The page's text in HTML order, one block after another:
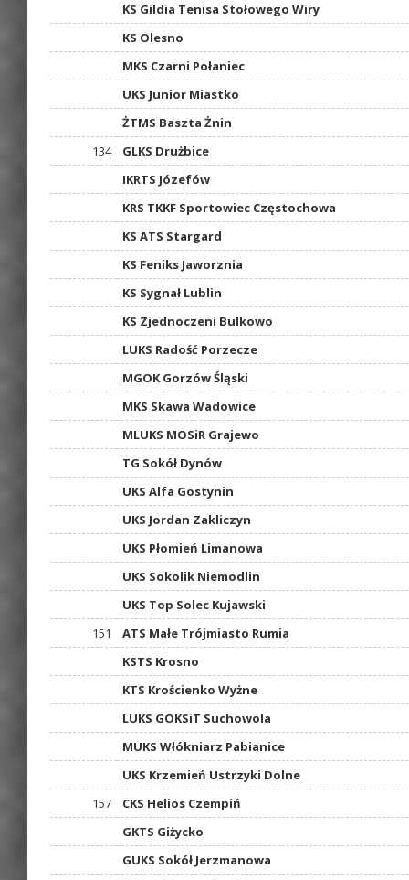
KS Gildia Tenisa Stołowego Wiry
KS Olesno
MKS Czarni Połaniec
UKS Junior Miastko
ŻTMS Baszta Żnin
134
GLKS Drużbice
IKRTS Józefów
KRS TKKF Sportowiec Częstochowa
KS ATS Stargard
KS Feniks Jaworznia
KS Sygnał Lublin
KS Zjednoczeni Bulkowo
LUKS Radość Porzecze
MGOK Gorzów Śląski
MKS Skawa Wadowice
MLUKS MOSiR Grajewo
TG Sokół Dynów
UKS Alfa Gostynin
UKS Jordan Zakliczyn
UKS Płomień Limanowa
UKS Sokolik Niemodlin
UKS Top Solec Kujawski
151
ATS Małe Trójmiasto Rumia
KSTS Krosno
KTS Krościenko Wyżne
LUKS GOKSiT Suchowola
MUKS Włókniarz Pabianice
UKS Krzemień Ustrzyki Dolne
157
CKS Helios Czempiń
GKTS Giżycko
GUKS Sokół Jerzmanowa